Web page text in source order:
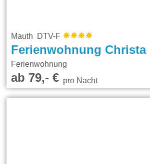
Mauth DTV-F
Ferienwohnung Christa
Ferienwohnung
ab 79,- €pro Nacht